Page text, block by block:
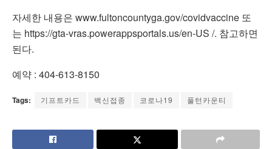
자세한 내용은 www.fultoncountyga.gov/covidvaccine 또
는 https://gta-vras.powerappsportals.us/en-US /. 참고하면
된다.
예약 : 404-613-8150
Tags: 기프트카드 백신접종 코로나19 풀턴카운티